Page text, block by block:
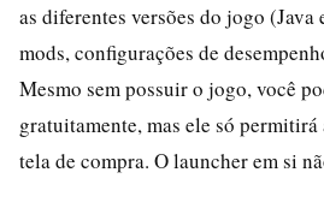
as diferentes versões do jogo
mods, configurações de
Mesmo sem possuir o jogo, você
gratuitamente, mas ele só permitirá
tela de compra. O launcher em si